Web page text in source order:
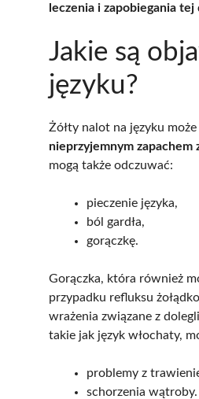
leczenia i zapobiegania
Jakie są
języku?
Żółty nalot na języku
nieprzyjemnym zapachem
mogą także odczuwać:
pieczenie języka,
ból gardła,
gorączkę.
Gorączka, która również
przypadku refluksu
wrażenia związane z
takie jak język włochaty,
problemy z
schorzenia wątroby.